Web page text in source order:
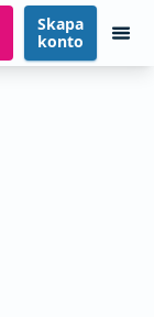
Skapa
konto